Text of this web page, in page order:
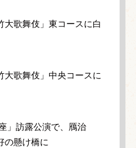
大歌舞伎」東コースに白
大歌舞伎」中央コースに
」訪露公演で、鴈治
の懸け橋に